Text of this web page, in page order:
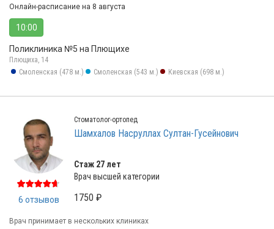
Онлайн-расписание на 8 августа
10:00
Поликлиника №5 на Плющихе
Плющиха, 14
Смоленская (478 м.)
Смоленская (543 м.) Киевская (698 м.)
6 отзывов
Стоматолог-ортопед
Шамхалов Насруллах Султан-Гусейнович
Стаж 27 лет
Врач высшей категории
1750 ₽
Врач принимает в нескольких клиниках